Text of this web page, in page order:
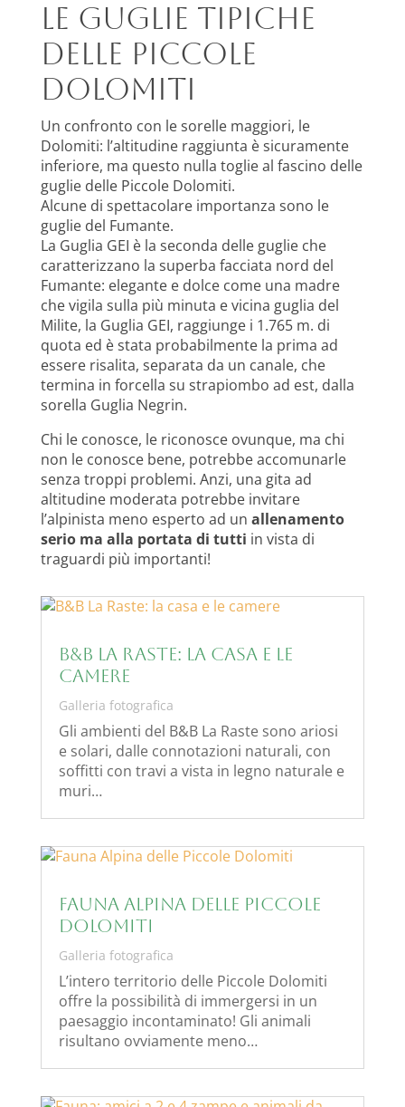
Le Guglie tipiche
delle Piccole
Dolomiti
Un confronto con le sorelle maggiori, le
Dolomiti: l’altitudine raggiunta è sicuramente
inferiore, ma questo nulla toglie al fascino delle
guglie delle Piccole Dolomiti.
Alcune di spettacolare importanza sono le
guglie del Fumante.
La Guglia GEI è la seconda delle guglie che
caratterizzano la superba facciata nord del
Fumante: elegante e dolce come una madre
che vigila sulla più minuta e vicina guglia del
Milite, la Guglia GEI, raggiunge i 1.765 m. di
quota ed è stata probabilmente la prima ad
essere risalita, separata da un canale, che
termina in forcella su strapiombo ad est, dalla
sorella Guglia Negrin.
Chi le conosce, le riconosce ovunque, ma chi
non le conosce bene, potrebbe accomunarle
senza troppi problemi. Anzi, una gita ad
altitudine moderata potrebbe invitare
l’alpinista meno esperto ad un allenamento
serio ma alla portata di tutti in vista di
traguardi più importanti!
B&B La Raste: la casa e le
camere
Galleria fotografica
Gli ambienti del B&B La Raste sono ariosi
e solari, dalle connotazioni naturali, con
soffitti con travi a vista in legno naturale e
muri…
Fauna Alpina delle Piccole
Dolomiti
Galleria fotografica
L’intero territorio delle Piccole Dolomiti
offre la possibilità di immergersi in un
paesaggio incontaminato! Gli animali
risultano ovviamente meno…